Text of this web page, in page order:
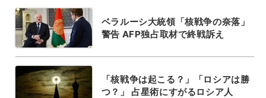
ベラルーシ大統領「核戦争の奈落」
警告 AFP独占取材で終戦訴え
「核戦争は起こる？」「ロシアは勝
つ？」 占星術にすがるロシア人